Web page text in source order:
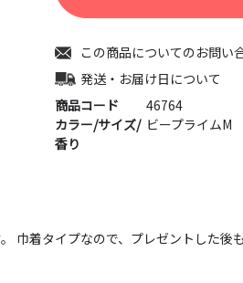
この商品についてのお問い
発送・お届け日について
商品コード
46764
カラー/サイズ/
香り
ビープライムM
巾着タイプなので、プレゼントした後